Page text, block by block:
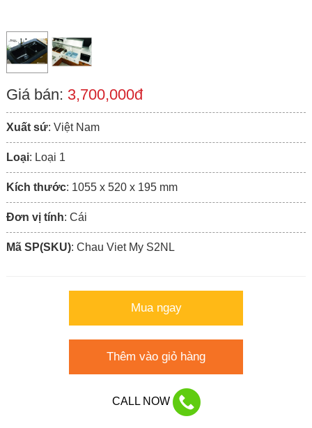
Giá bán: 3,700,000đ
Xuất sứ: Việt Nam
Loại: Loại 1
Kích thước: 1055 x 520 x 195 mm
Đơn vị tính: Cái
Mã SP(SKU): Chau Viet My S2NL
Mua ngay
Thêm vào giỏ hàng
CALL NOW